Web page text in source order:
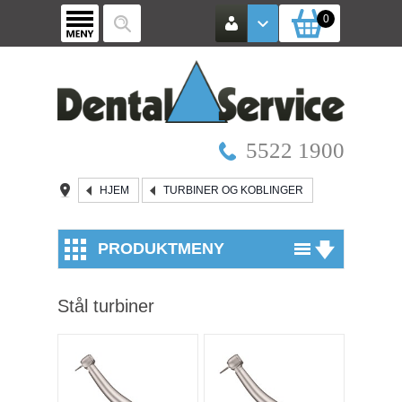
5522 1900
0
HJEM TURBINER OG KOBLINGER
PRODUKTMENY
Vinkelstykker
Stål turbiner